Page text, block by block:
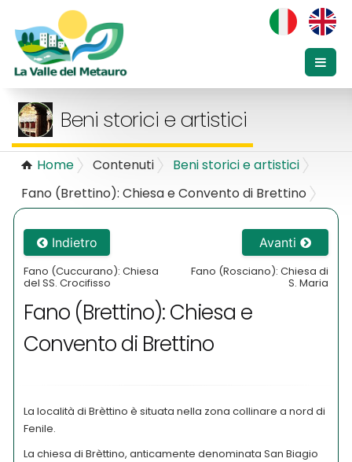
Beni storici e artistici
Home Contenuti
Beni storici e artistici
Fano (Brettino): Chiesa e Convento di Brettino
Indietro
Fano (Cuccurano): Chiesa
del SS. Crocifisso
Avanti
Fano (Rosciano): Chiesa di
S. Maria
Fano (Brettino): Chiesa e
Convento di Brettino
La località di Brèttino è situata nella zona collinare a nord di
Fenile.
La chiesa di Brèttino, anticamente denominata San Biagio